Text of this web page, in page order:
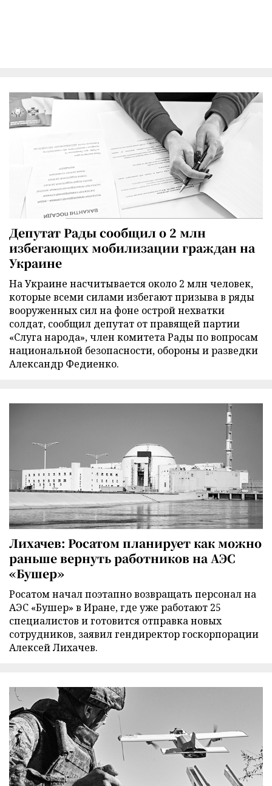
Депутат Рады сообщил о 2 млн
избегающих мобилизации граждан на
Украине
На Украине насчитывается около 2 млн человек,
которые всеми силами избегают призыва в ряды
вооруженных сил на фоне острой нехватки
солдат, сообщил депутат от правящей партии
«Слуга народа», член комитета Рады по вопросам
национальной безопасности, обороны и разведки
Александр Федиенко.
Лихачев: Росатом планирует как можно
раньше вернуть работников на АЭС
«Бушер»
Росатом начал поэтапно возвращать персонал на
АЭС «Бушер» в Иране, где уже работают 25
специалистов и готовится отправка новых
сотрудников, заявил гендиректор госкорпорации
Алексей Лихачев.